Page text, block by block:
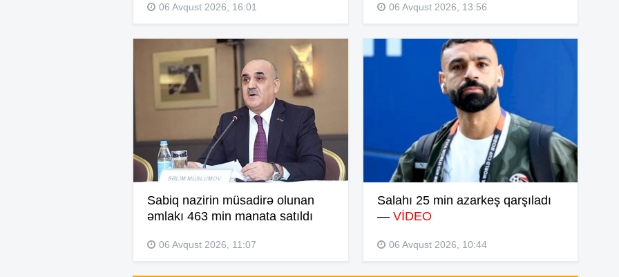
06 Avqust 2026, 16:01 06 Avqust 2026, 13:56
Sabiq nazirin müsadirə olunan
əmlakı 463 min manata satıldı
06 Avqust 2026, 11:07
Salahı 25 min azarkeş qarşıladı
—VİDEO
06 Avqust 2026, 10:44